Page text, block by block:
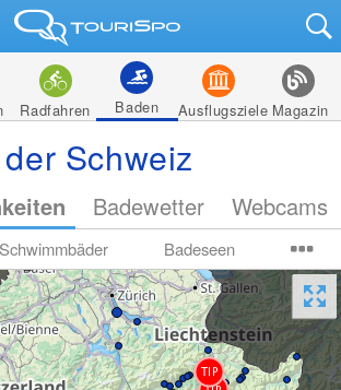
Radfahren Baden Ausflugsziele Magazin
Schweiz
Badewetter Webcams
Schwimmbäder Badeseen